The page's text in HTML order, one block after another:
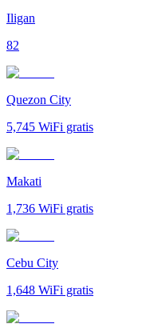
Iligan
82
Quezon City
5,745 WiFi gratis
Makati
1,736 WiFi gratis
Cebu City
1,648 WiFi gratis